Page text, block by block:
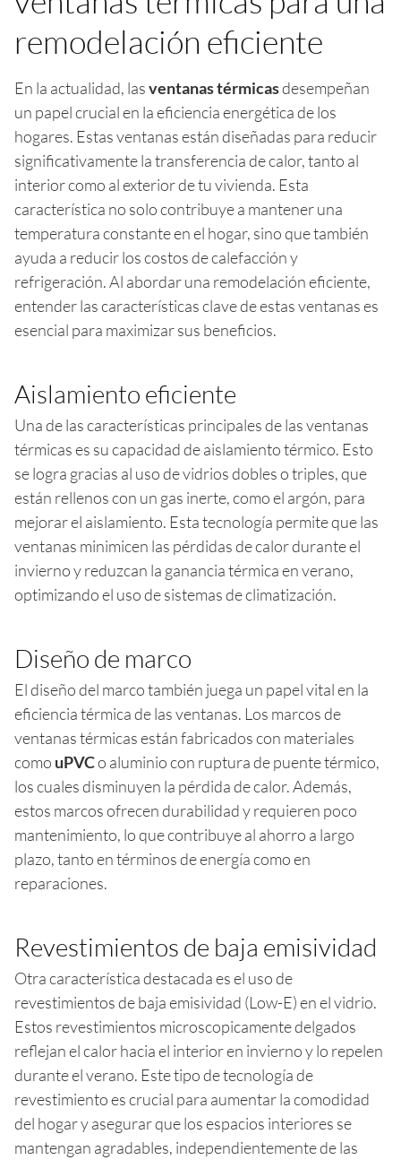
remodelación eficiente
En la actualidad, lasventanas térmicasdesempeñan
un papel crucial en la eficiencia energética de los
hogares. Estas ventanas están diseñadas para reducir
significativamente la transferencia de calor, tanto al
interior como al exterior de tu vivienda. Esta
característica no solo contribuye a mantener una
temperatura constante en el hogar, sino que también
ayuda a reducir los costos de calefacción y
refrigeración. Al abordar una remodelación eficiente,
entender las características clave de estas ventanas es
esencial para maximizar sus beneficios.
Aislamiento eficiente
Una de las características principales de las ventanas
térmicas es su capacidad de aislamiento térmico. Esto
se logra gracias al uso de vidrios dobles o triples, que
están rellenos con un gas inerte, como el argón, para
mejorar el aislamiento. Esta tecnología permite que las
ventanas minimicen las pérdidas de calor durante el
invierno y reduzcan la ganancia térmica en verano,
optimizando el uso de sistemas de climatización.
Diseño de marco
El diseño del marco también juega un papel vital en la
eficiencia térmica de las ventanas. Los marcos de
ventanas térmicas están fabricados con materiales
como uPVCo aluminio con ruptura de puente térmico,
los cuales disminuyen la pérdida de calor. Además,
estos marcos ofrecen durabilidad y requieren poco
mantenimiento, lo que contribuye al ahorro a largo
plazo, tanto en términos de energía como en
reparaciones.
Revestimientos de baja emisividad
Otra característica destacada es el uso de
revestimientos de baja emisividad (Low-E) en el vidrio.
Estos revestimientos microscopicamente delgados
reflejan el calor hacia el interior en invierno y lo repelen
durante el verano. Este tipo de tecnología de
revestimiento es crucial para aumentar la comodidad
del hogar y asegurar que los espacios interiores se
mantengan agradables, independientemente de las